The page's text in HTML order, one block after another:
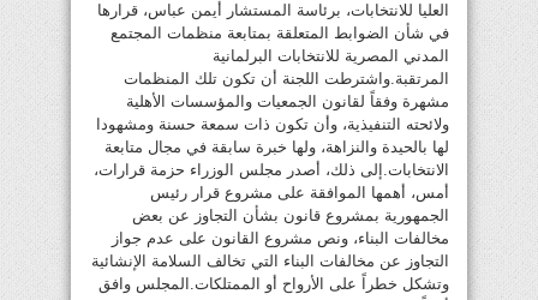
العليا للانتخابات، برئاسة المستشار أيمن عباس، قرارها
في شأن الضوابط المتعلقة بمتابعة منظمات المجتمع
المدني المصرية للانتخابات البرلمانية
المرتقبة.واشترطت اللجنة أن تكون تلك المنظمات
مشهرة وفقاً لقانون الجمعيات والمؤسسات الأهلية
ولائحته التنفيذية، وأن تكون ذات سمعة حسنة ومشهودا
لها بالحيدة والنزاهة، ولها خبرة سابقة في مجال متابعة
الانتخابات.إلى ذلك، أصدر مجلس الوزراء حزمة قرارات،
أمس، أهمها الموافقة على مشروع قرار رئيس
الجمهورية بمشروع قانون بشأن التجاوز عن بعض
مخالفات البناء، ونص مشروع القانون على عدم جواز
التجاوز عن مخالفات البناء التي تخالف السلامة الإنشائية
وتشكل خطراً على الأرواح أو الممتلكات.المجلس وافق